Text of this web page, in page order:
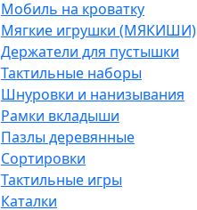
Мобиль на кроватку
Мягкие игрушки (МЯКИШИ)
Держатели для пустышки
Тактильные наборы
Шнуровки и нанизывания
Рамки вкладыши
Пазлы деревянные
Сортировки
Тактильные игры
Каталки